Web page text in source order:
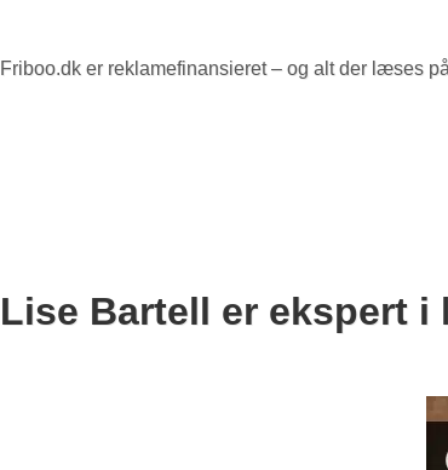
Friboo.dk er reklamefinansieret – og alt der læses
Lise Bartell er ekspert